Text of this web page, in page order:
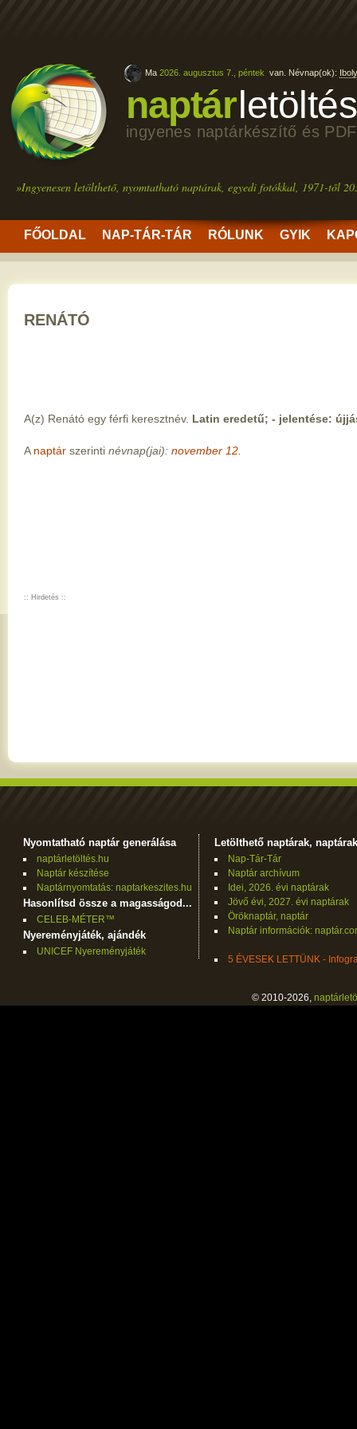
naptárletöltés
ingyenes naptárkészítő és
»Ingyenesen letölthető, nyomtatható naptárak, egyedi fotókkal, 1971-től
FŐOLDAL NAP-TÁR-TÁR RÓLUNK GYIK
Ma 2026. augusztus 7., péntek van. Névnap(ok):
RENÁTÓ
A(z) Renátó egy férfi keresztnév. Latin eredetű; - jelentése:
A naptár szerinti névnap(jai): november 12.
:: Hirdetés ::
Nyomtatható naptár generálása
naptárletöltés.hu
Naptár készítése
Naptárnyomtatás: naptarkeszites.hu
Hasonlítsd össze a magasságod...
CELEB-MÉTER™
Nyereményjáték, ajándék
UNICEF Nyereményjáték
Letölthető naptárak, naptárak
Nap-Tár-Tár
Naptár archívum
Idei, 2026. évi naptárak
Jövő évi, 2027. évi naptárak
Öröknaptár, naptár
Naptár információk:
5 ÉVESEK LETTÜNK -
© 2010-2026,